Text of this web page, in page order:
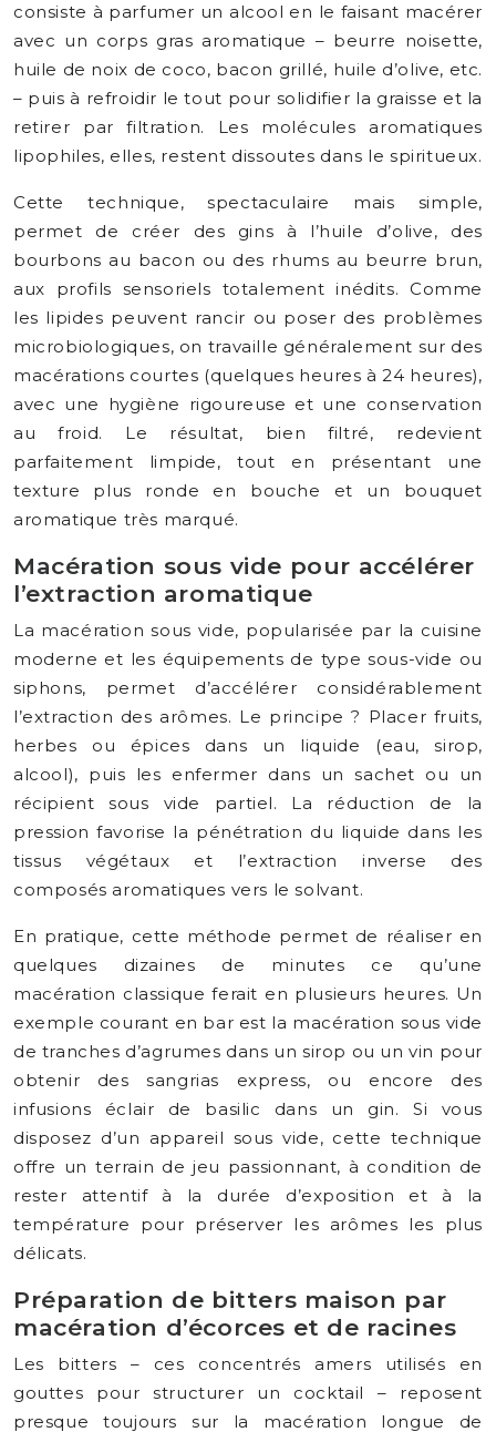
consiste à parfumer un alcool en le faisant macérer
avec un corps gras aromatique – beurre noisette,
huile de noix de coco, bacon grillé, huile d’olive, etc.
– puis à refroidir le tout pour solidifier la graisse et la
retirer par filtration. Les molécules aromatiques
lipophiles, elles, restent dissoutes dans le spiritueux.
Cette technique, spectaculaire mais simple,
permet de créer des gins à l’huile d’olive, des
bourbons au bacon ou des rhums au beurre brun,
aux profils sensoriels totalement inédits. Comme
les lipides peuvent rancir ou poser des problèmes
microbiologiques, on travaille généralement sur des
macérations courtes (quelques heures à 24 heures),
avec une hygiène rigoureuse et une conservation
au froid. Le résultat, bien filtré, redevient
parfaitement limpide, tout en présentant une
texture plus ronde en bouche et un bouquet
aromatique très marqué.
Macération sous vide pour accélérer
l’extraction aromatique
La macération sous vide, popularisée par la cuisine
moderne et les équipements de type sous-vide ou
siphons, permet d’accélérer considérablement
l’extraction des arômes. Le principe ? Placer fruits,
herbes ou épices dans un liquide (eau, sirop,
alcool), puis les enfermer dans un sachet ou un
récipient sous vide partiel. La réduction de la
pression favorise la pénétration du liquide dans les
tissus végétaux et l’extraction inverse des
composés aromatiques vers le solvant.
En pratique, cette méthode permet de réaliser en
quelques dizaines de minutes ce qu’une
macération classique ferait en plusieurs heures. Un
exemple courant en bar est la macération sous vide
de tranches d’agrumes dans un sirop ou un vin pour
obtenir des sangrias express, ou encore des
infusions éclair de basilic dans un gin. Si vous
disposez d’un appareil sous vide, cette technique
offre un terrain de jeu passionnant, à condition de
rester attentif à la durée d’exposition et à la
température pour préserver les arômes les plus
délicats.
Préparation de bitters maison par
macération d’écorces et de racines
Les bitters – ces concentrés amers utilisés en
gouttes pour structurer un cocktail – reposent
presque toujours sur la macération longue de